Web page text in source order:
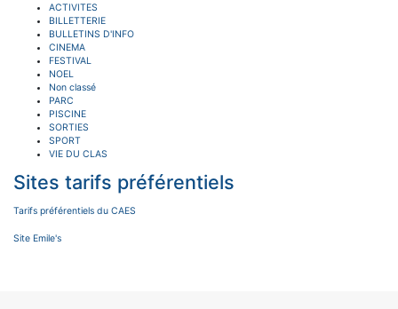
ACTIVITES
BILLETTERIE
BULLETINS D'INFO
CINEMA
FESTIVAL
NOEL
Non classé
PARC
PISCINE
SORTIES
SPORT
VIE DU CLAS
Sites tarifs préférentiels
Tarifs préférentiels du CAES
Site Emile's